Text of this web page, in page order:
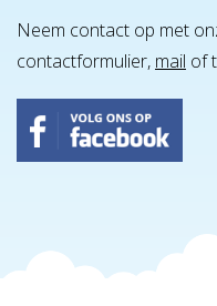
Neem contact op met
contactformulier, mail of